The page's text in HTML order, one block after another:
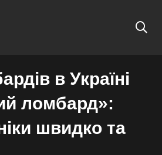
в Україні
ломбард»:
швидко та